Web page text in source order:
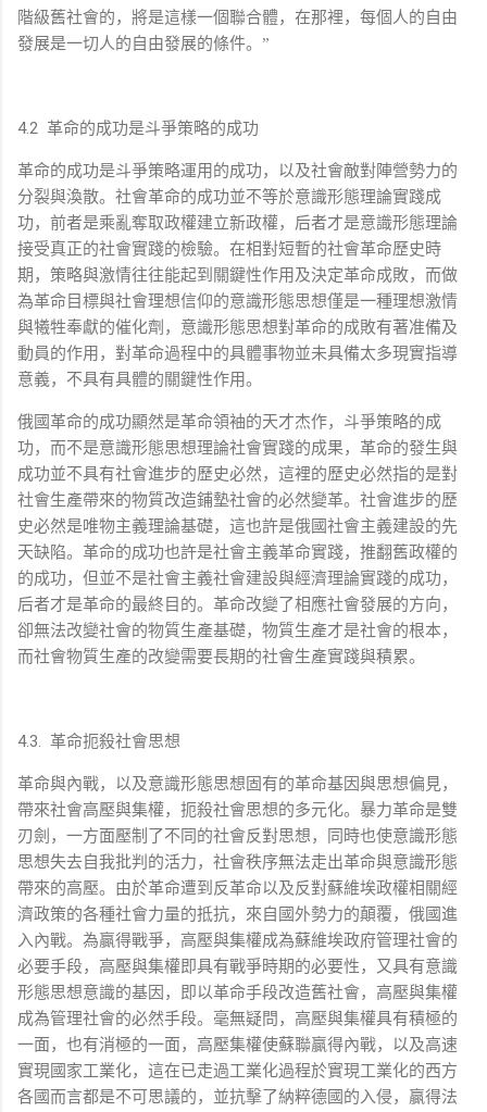
階級舊社會的，將是這樣一個聯合體，在那裡，每個人的自由
發展是一切人的自由發展的條件。”
4.2 革命的成功是斗爭策略的成功
革命的成功是斗爭策略運用的成功，以及社會敵對陣營勢力的
分裂與渙散。社會革命的成功並不等於意識形態理論實踐成
功，前者是乘亂奪取政權建立新政權，后者才是意識形態理論
接受真正的社會實踐的檢驗。在相對短暫的社會革命歷史時
期，策略與激情往往能起到關鍵性作用及決定革命成敗，而做
為革命目標與社會理想信仰的意識形態思想僅是一種理想激情
與犧牲奉獻的催化劑，意識形態思想對革命的成敗有著准備及
動員的作用，對革命過程中的具體事物並未具備太多現實指導
意義，不具有具體的關鍵性作用。
俄國革命的成功顯然是革命領袖的天才杰作，斗爭策略的成
功，而不是意識形態思想理論社會實踐的成果，革命的發生與
成功並不具有社會進步的歷史必然，這裡的歷史必然指的是對
社會生產帶來的物質改造鋪墊社會的必然變革。社會進步的歷
史必然是唯物主義理論基礎，這也許是俄國社會主義建設的先
天缺陷。革命的成功也許是社會主義革命實踐，推翻舊政權的
的成功，但並不是社會主義社會建設與經濟理論實踐的成功，
后者才是革命的最終目的。革命改變了相應社會發展的方向，
卻無法改變社會的物質生產基礎，物質生產才是社會的根本，
而社會物質生產的改變需要長期的社會生產實踐與積累。
4.3. 革命扼殺社會思想
革命與內戰，以及意識形態思想固有的革命基因與思想偏見，
帶來社會高壓與集權，扼殺社會思想的多元化。暴力革命是雙
刃劍，一方面壓制了不同的社會反對思想，同時也使意識形態
思想失去自我批判的活力，社會秩序無法走出革命與意識形態
帶來的高壓。由於革命遭到反革命以及反對蘇維埃政權相關經
濟政策的各種社會力量的抵抗，來自國外勢力的顛覆，俄國進
入內戰。為贏得戰爭，高壓與集權成為蘇維埃政府管理社會的
必要手段，高壓與集權即具有戰爭時期的必要性，又具有意識
形態思想意識的基因，即以革命手段改造舊社會，高壓與集權
成為管理社會的必然手段。毫無疑問，高壓與集權具有積極的
一面，也有消極的一面，高壓集權使蘇聯贏得內戰，以及高速
實現國家工業化，這在已走過工業化過程於實現工業化的西方
各國而言都是不可思議的，並抗擊了納粹德國的入侵，贏得法